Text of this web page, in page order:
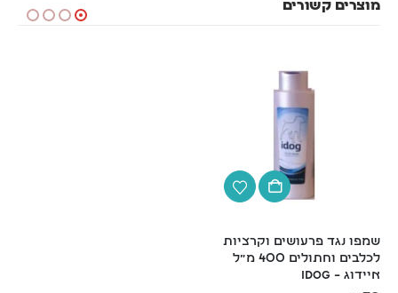
מוצרים קשורים
שמפו נגד פרעושים וקרציות
לכלבים וחתולים 400 מ"ל
איידוג – iDog